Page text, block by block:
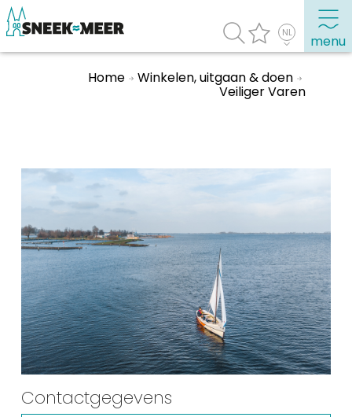
menu
Toeristische informatie
Bezienswaardigheden
Winkelen, uitgaan en doen
Eten, drinken & uitgaan
Watersport
Overnachten
Winkelen
En meer
Home Winkelen, uitgaan & doen
Veiliger Varen
Contactgegevens